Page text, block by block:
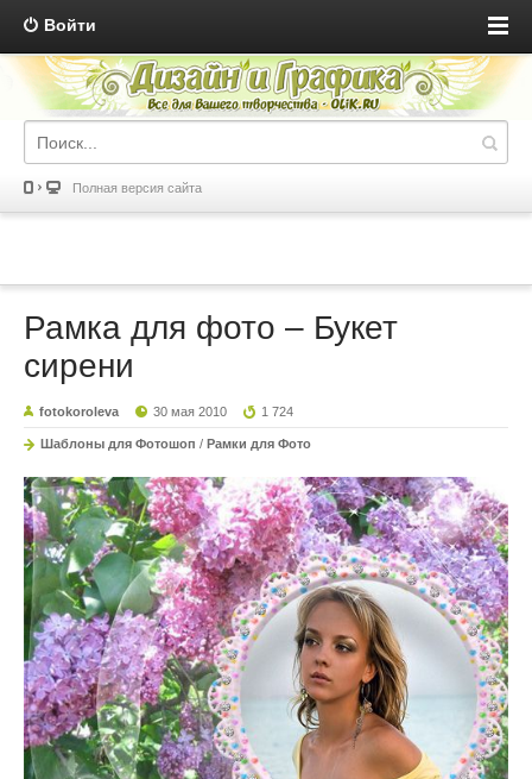
Войти
Полная версия сайта
Рамка для фото – Букет
сирени
fotokoroleva 30 мая 2010 1 724
Шаблоны для Фотошоп / Рамки для Фото